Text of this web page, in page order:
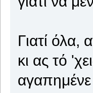
Γιατί όλα,
κι ας τό
αγαπημένε